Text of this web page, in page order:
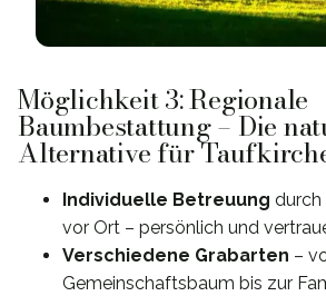
Möglichkeit 3: Regionale
Baumbestattung – Die
Alternative für
Individuelle Betreuung durch
vor Ort – persönlich und
Verschiedene Grabarten –
Gemeinschaftsbaum bis zur